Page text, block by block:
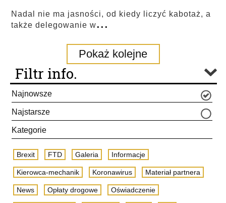
Nadal nie ma jasności, od kiedy liczyć kabotaż, a
także delegowanie w...
Pokaż kolejne
Filtr info.
Najnowsze
Najstarsze
Kategorie
Brexit FTD Galeria Informacje
Kierowca-mechanik Koronawirus Materiał partnera
News Opłaty drogowe Oświadczenie